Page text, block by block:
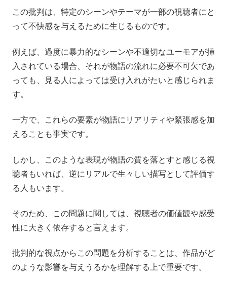
この批判は、特定のシーンやテーマが一部の視聴者にと
って不快感を与えるために生じるものです。
例えば、過度に暴力的なシーンや不適切なユーモアが挿
入されている場合、それが物語の流れに必要不可欠であ
っても、見る人によっては受け入れがたいと感じられま
す。
一方で、これらの要素が物語にリアリティや緊張感を加
えることも事実です。
しかし、このような表現が物語の質を落とすと感じる視
聴者もいれば、逆にリアルで生々しい描写として評価す
る人もいます。
そのため、この問題に関しては、視聴者の価値観や感受
性に大きく依存すると言えます。
批判的な視点からこの問題を分析することは、作品がど
のような影響を与えうるかを理解する上で重要です。